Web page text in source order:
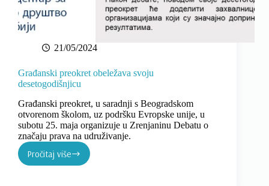
21/05/2024
Građanski preokret obeležava svoju
desetogodišnjicu
Građanski preokret, u saradnji s Beogradskom
otvorenom školom, uz podršku Evropske unije, u
subotu 25. maja organizuje u Zrenjaninu Debatu o
značaju prava na udruživanje.
Pročitaj višeGrađanski